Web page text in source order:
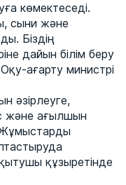
көмектеседі.
сыни және
Біздің
дайын білім беру
ағарту министрі
әзірлеуге,
және ағылшын
Жұмыстарды
құзыретінде